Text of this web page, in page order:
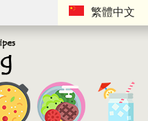
繁體中文